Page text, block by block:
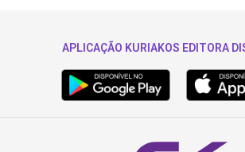
APLICAÇÃO KURIAKOS EDITORA